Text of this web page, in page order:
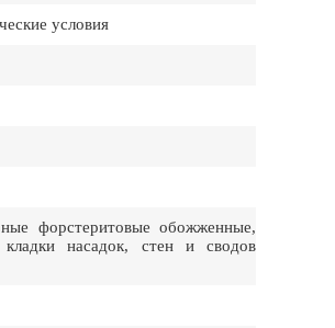
условия
форстеритовые обожженные,
насадок, стен и сводов